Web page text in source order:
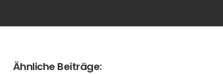
Ähnliche Beiträge: